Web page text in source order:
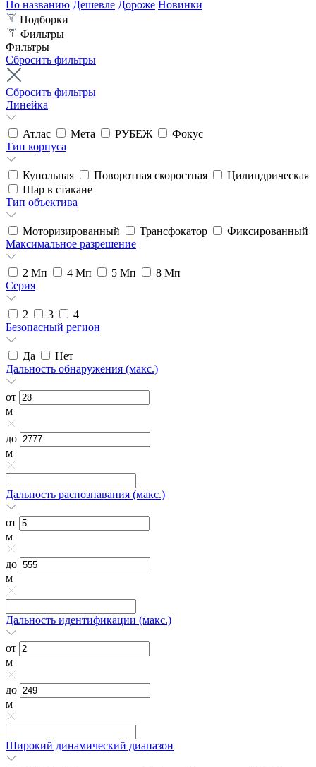
По названию Дешевле Дороже Новинки
Подборки
Фильтры
Фильтры
Сбросить фильтры
Сбросить фильтры
Линейка
Атлас Мета РУБЕЖ
Фокус
Тип корпуса
Купольная Поворотная скоростная
Цилиндрическая
Шар в стакане
Тип объектива
Моторизированный Трансфокатор
Фиксированный
Максимальное разрешение
2 Мп 4 Мп 5 Мп 8 Мп
Серия
2 3
4
Безопасный регион
Да
Нет
Дальность обнаружения (макс.)
от
м
до
м
Дальность распознавания (макс.)
от
м
до
м
Дальность идентификации (макс.)
от
м
до
м
Широкий динамический диапазон